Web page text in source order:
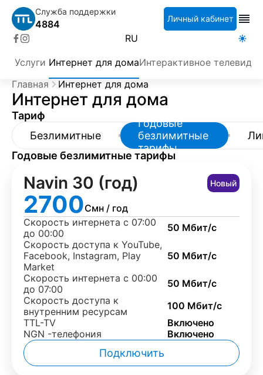
Служба поддержки
4884 Личный кабинет
RU
Услуги Интернет для домаИнтерактивное
Главная
Интернет для дома
Интернет для дома
Тариф
Безлимитные
Годовые
безлимитные
тарифы
Годовые безлимитные тарифы
Navin 30 (год) Новый
2700Смн / год
Скорость интернета с 07:00
до 00:00
50 Мбит/с
Скорость доступа к YouTube,
Facebook, Instagram, Play
Market
50 Мбит/с
Скорость интернета с 00:00
до 07:00
50 Мбит/с
Скорость доступа к
внутренним ресурсам
100 Мбит/с
TTL-TV
Включено
NGN -телефония
Включено
Подключить